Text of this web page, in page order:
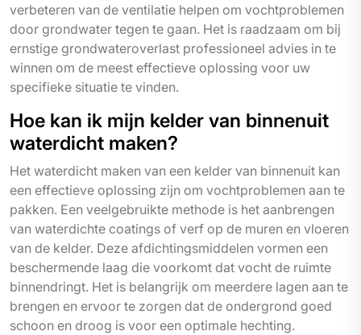
verbeteren van de ventilatie helpen om vochtproblemen
door grondwater tegen te gaan. Het is raadzaam om bij
ernstige grondwateroverlast professioneel advies in te
winnen om de meest effectieve oplossing voor uw
specifieke situatie te vinden.
Hoe kan ik mijn kelder van binnenuit
waterdicht maken?
Het waterdicht maken van een kelder van binnenuit kan
een effectieve oplossing zijn om vochtproblemen aan te
pakken. Een veelgebruikte methode is het aanbrengen
van waterdichte coatings of verf op de muren en vloeren
van de kelder. Deze afdichtingsmiddelen vormen een
beschermende laag die voorkomt dat vocht de ruimte
binnendringt. Het is belangrijk om meerdere lagen aan te
brengen en ervoor te zorgen dat de ondergrond goed
schoon en droog is voor een optimale hechting.